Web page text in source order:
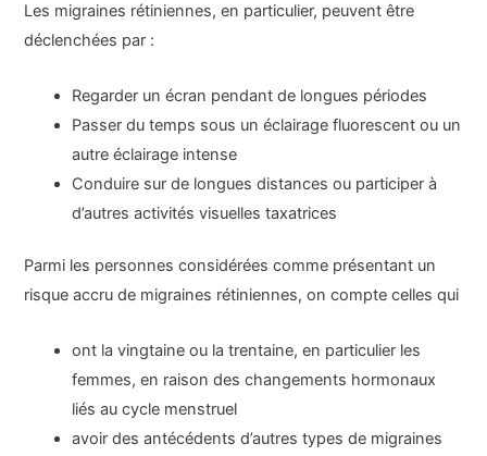
Les migraines rétiniennes, en particulier, peuvent être
déclenchées par :
Regarder un écran pendant de longues périodes
Passer du temps sous un éclairage fluorescent ou un
autre éclairage intense
Conduire sur de longues distances ou participer à
d’autres activités visuelles taxatrices
Parmi les personnes considérées comme présentant un
risque accru de migraines rétiniennes, on compte celles qui
ont la vingtaine ou la trentaine, en particulier les
femmes, en raison des changements hormonaux
liés au cycle menstruel
avoir des antécédents d’autres types de migraines